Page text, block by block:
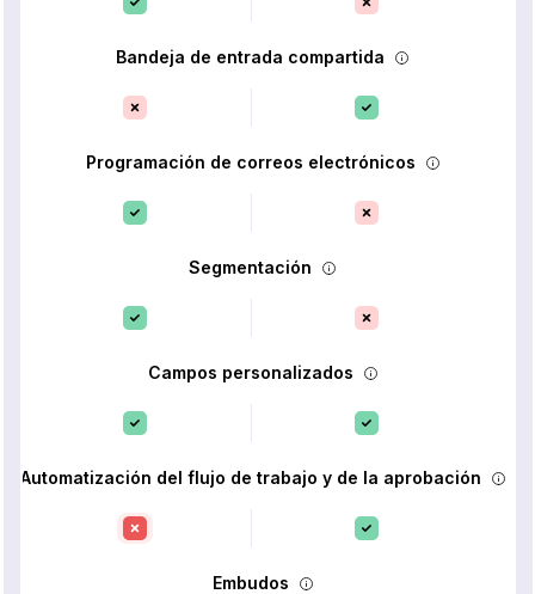
Bandeja de entrada compartida
Programación de correos electrónicos
Segmentación
Campos personalizados
Automatización del flujo de trabajo y de la aprobación
Embudos